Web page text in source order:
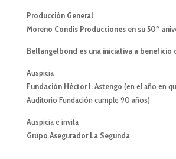
Producción General
Moreno Condis Producciones en su 50º
Bellangelbond es una iniciativa a beneficio
Auspicia
Fundación Héctor I. Astengo (en el año en
Auditorio Fundación cumple 90 años)
Auspicia e invita
Grupo Asegurador La Segunda